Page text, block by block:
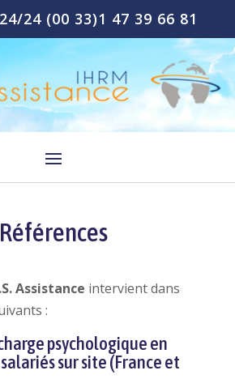
24 (00 33)1 47 39 66 81
Références
Assistance intervient dans
:
psychologique en
sur site (France et